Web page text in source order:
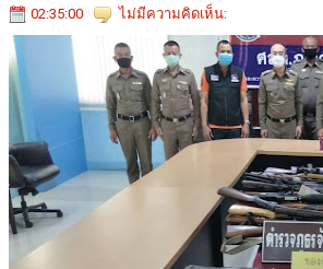
02:35:00 ไม่มีความคิดเห็น: